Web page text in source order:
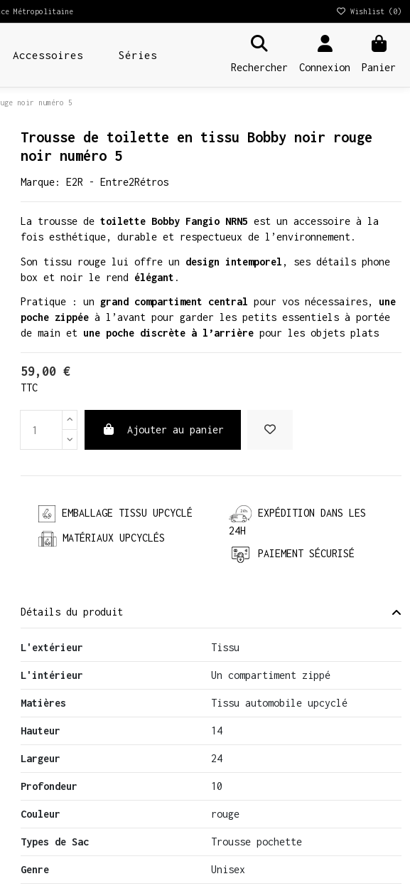
Métropolitaine Wishlist (0)
Accessoires Séries
Rechercher Connexion Panier
noir numéro 5
Trousse de toilette en tissu Bobby noir rouge
noir numéro 5
Marque: E2R - Entre2Rétros
La trousse de toilette Bobby Fangio NRN5 est un accessoire à la
fois esthétique, durable et respectueux de l’environnement.
Son tissu rouge lui offre un design intemporel , ses détails phone
box et noir le rend élégant .
Pratique : un grand compartiment central pour vos nécessaires, une
poche zippée à l’avant pour garder les petits essentiels à portée
de main et une poche discrète à l’arrière pour les objets plats
59,00 €
TTC
Ajouter au panier
EMBALLAGE TISSU UPCYCLÉ
MATÉRIAUX UPCYCLÉS
EXPÉDITION DANS LES
24H
PAIEMENT SÉCURISÉ
Détails du produit
L'extérieur Tissu
L'intérieur Un compartiment zippé
Matières Tissu automobile upcyclé
Hauteur 14
Largeur 24
Profondeur 10
Couleur rouge
Types de Sac Trousse pochette
Genre Unisex